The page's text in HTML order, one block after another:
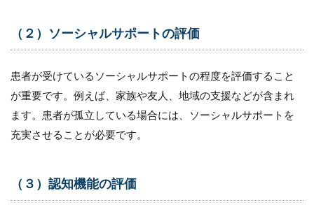
断の正
確性向
（２）
看護計
画の立
案能力
12.3
（３）
（２）ソーシャルサポートの評価
患者が受けているソーシャルサポートの程度を評価すること
が重要です。例えば、家族や友人、地域の支援などが含まれ
ます。患者が孤立している場合には、ソーシャルサポートを
充実させることが必要です。
（３）認知機能の評価